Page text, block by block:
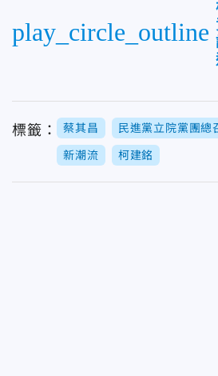
play_circle_outline
標籤： 蔡其昌 民進黨立院黨團總
新潮流 柯建銘